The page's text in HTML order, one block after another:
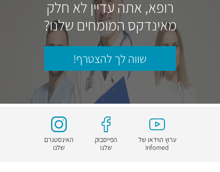
רופא, אתה עדיין לא חלק
מאינדקס המומחים שלנו?
שווה לך להצטרף!
ערוץ הוידאו של
Infomed
הפייסבוק
שלנו
האינסטגרם
שלנו